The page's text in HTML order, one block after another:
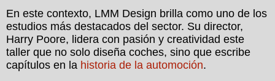
En este contexto, LMM Design brilla como uno de los
estudios más destacados del sector. Su director,
Harry Poore, lidera con pasión y creatividad este
taller que no solo diseña coches, sino que escribe
capítulos en la historia de la automoción.